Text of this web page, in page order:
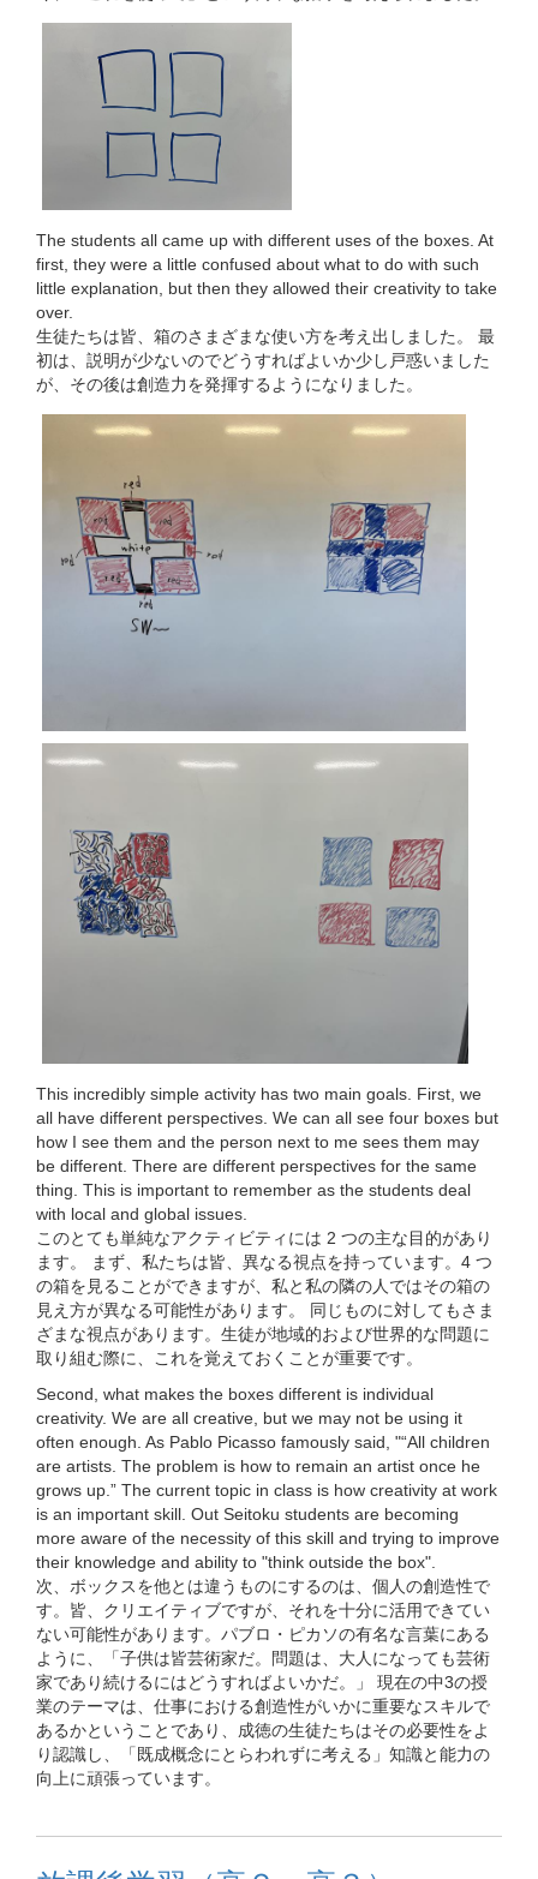
The students all came up with different uses of the boxes. At
first, they were a little confused about what to do with such
little explanation, but then they allowed their creativity to take
over.
生徒たちは皆、箱のさまざまな使い方を考え出しました。 最
初は、説明が少ないのでどうすればよいか少し戸惑いました
が、その後は創造力を発揮するようになりました。
This incredibly simple activity has two main goals. First, we
all have different perspectives. We can all see four boxes but
how I see them and the person next to me sees them may
be different. There are different perspectives for the same
thing. This is important to remember as the students deal
with local and global issues.
このとても単純なアクティビティには 2 つの主な目的があり
ます。 まず、私たちは皆、異なる視点を持っています。4 つ
の箱を見ることができますが、私と私の隣の人ではその箱の
見え方が異なる可能性があります。 同じものに対してもさま
ざまな視点があります。生徒が地域的および世界的な問題に
取り組む際に、これを覚えておくことが重要です。
Second, what makes the boxes different is individual
creativity. We are all creative, but we may not be using it
often enough. As Pablo Picasso famously said, "“All children
are artists. The problem is how to remain an artist once he
grows up.” The current topic in class is how creativity at work
is an important skill. Out Seitoku students are becoming
more aware of the necessity of this skill and trying to improve
their knowledge and ability to "think outside the box".
次、ボックスを他とは違うものにするのは、個人の創造性で
す。皆、クリエイティブですが、それを十分に活用できてい
ない可能性があります。パブロ・ピカソの有名な言葉にある
ように、「子供は皆芸術家だ。問題は、大人になっても芸術
家であり続けるにはどうすればよいかだ。」 現在の中3の授
業のテーマは、仕事における創造性がいかに重要なスキルで
あるかということであり、成徳の生徒たちはその必要性をよ
り認識し、「既成概念にとらわれずに考える」知識と能力の
向上に頑張っています。